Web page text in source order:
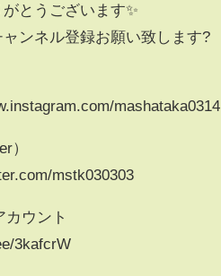
がとうございます✨
ンネル登録お願い致します?
mashataka0314
）
mstk030303
カウント
3kafcrW